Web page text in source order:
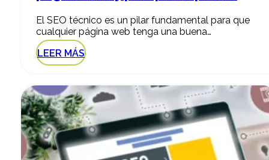
El SEO técnico es un pilar fundamental para que
cualquier página web tenga una buena…
LEER MÁS